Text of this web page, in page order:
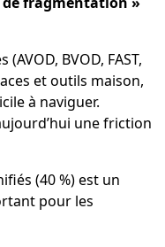
BVOD, FAST,
et outils maison,
à naviguer.
une friction
(40 %) est un
pour les